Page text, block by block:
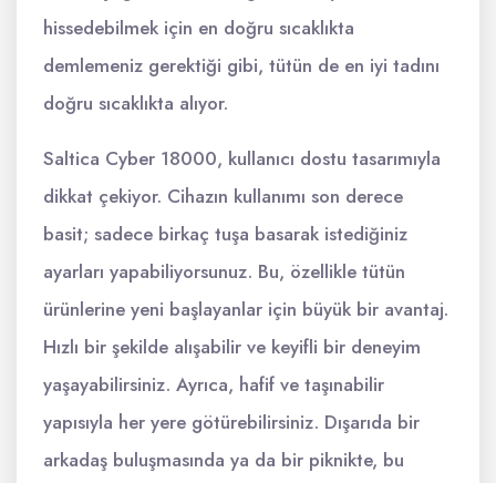
hissedebilmek için en doğru sıcaklıkta
demlemeniz gerektiği gibi, tütün de en iyi tadını
doğru sıcaklıkta alıyor.
Saltica Cyber 18000, kullanıcı dostu tasarımıyla
dikkat çekiyor. Cihazın kullanımı son derece
basit; sadece birkaç tuşa basarak istediğiniz
ayarları yapabiliyorsunuz. Bu, özellikle tütün
ürünlerine yeni başlayanlar için büyük bir avantaj.
Hızlı bir şekilde alışabilir ve keyifli bir deneyim
yaşayabilirsiniz. Ayrıca, hafif ve taşınabilir
yapısıyla her yere götürebilirsiniz. Dışarıda bir
arkadaş buluşmasında ya da bir piknikte, bu